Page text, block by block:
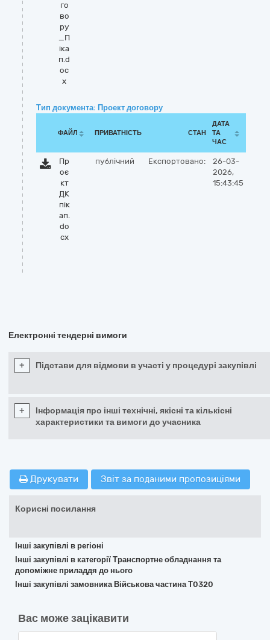
го
во
ру
_П
іка
п.d
oc
x
Тип документа: Проект договору
ФАЙЛ ПРИВАТНІСТЬ СТАН
ДАТА
ТА
ЧАС
Пр
оє
кт
ДК
пік
ап.
do
cx
публічний Експортовано:
26-03-
2026,
15:43:45
Електронні тендерні вимоги
+ Підстави для відмови в участі у процедурі закупівлі
+
Інформація про інші технічні, якісні та кількісні
характеристики та вимоги до учасника
Друкувати Звіт за поданими пропозиціями
Корисні посилання
Інші закупівлі в регіоні
Інші закупівлі в категорії Транспортне обладнання та
допоміжне приладдя до нього
Інші закупівлі замовника Військова частина Т0320
Вас може зацікавити